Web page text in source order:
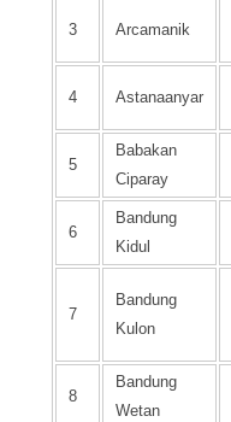
3 Arcamanik
4 Astanaanyar
5
Babakan
Ciparay
6
Bandung
Kidul
7
Bandung
Kulon
8
Bandung
Wetan